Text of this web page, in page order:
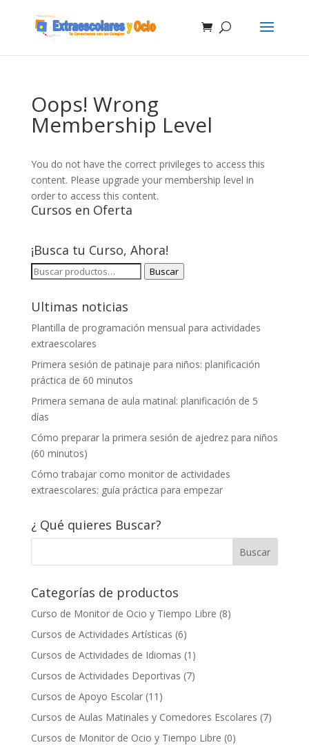
Oops! Wrong
Membership Level
You do not have the correct privileges to access this
content. Please upgrade your membership level in
order to access this content.
Cursos en Oferta
¡Busca tu Curso, Ahora!
BUSCAR
Buscar
Ultimas noticias
Plantilla de programación mensual para actividades
extraescolares
Primera sesión de patinaje para niños: planificación
práctica de 60 minutos
Primera semana de aula matinal: planificación de 5
días
Cómo preparar la primera sesión de ajedrez para niños
(60 minutos)
Cómo trabajar como monitor de actividades
extraescolares: guía práctica para empezar
¿ Qué quieres Buscar?
Categorías de productos
Curso de Monitor de Ocio y Tiempo Libre (8)
Cursos de Actividades Artísticas (6)
Cursos de Actividades de Idiomas (1)
Cursos de Actividades Deportivas (7)
Cursos de Apoyo Escolar (11)
Cursos de Aulas Matinales y Comedores Escolares (7)
Cursos de Monitor de Ocio y Tiempo Libre (0)